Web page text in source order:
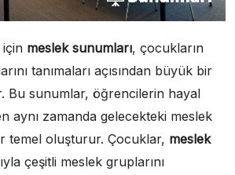
için meslek sunumları, çocukların
tanımaları açısından büyük bir
Bu sunumlar, öğrencilerin hayal
aynı zamanda gelecekteki meslek
temel oluşturur. Çocuklar, meslek
çeşitli meslek gruplarını